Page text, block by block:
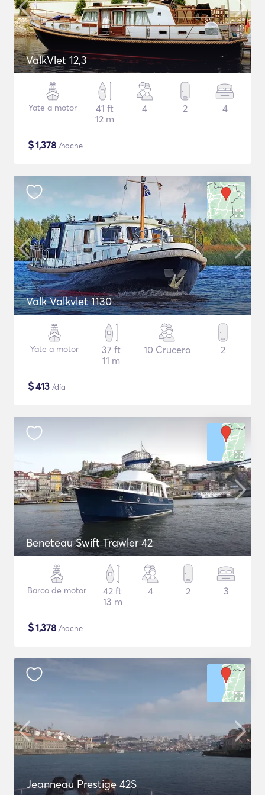
ValkVlet 12,3
Yate a motor
41 ft
12 m
4 2 4
$1,378 /noche
Valk Valkvlet 1130
Yate a motor
37 ft
11 m
10 Crucero 2
$413 /día
Beneteau Swift Trawler 42
Barco de motor
42 ft
13 m
4 2 3
$1,378 /noche
Jeanneau Prestige 42S